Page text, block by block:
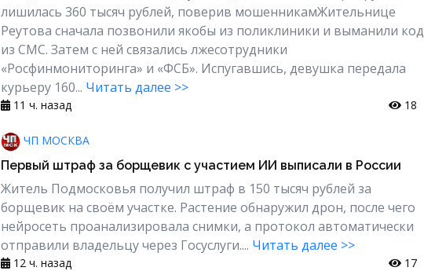
лишилась 360 тысяч рублей, поверив мошенникамЖительнице
Реутова сначала позвонили якобы из поликлиники и выманили код
из СМС. Затем с ней связались лжесотрудники
«Росфинмониторинга» и «ФСБ». Испугавшись, девушка передала
курьеру 160... Читать далее >>
11 ч. назад 18
ЧП МОСКВА
Первый штраф за борщевик с участием ИИ выписали в России
Житель Подмосковья получил штраф в 150 тысяч рублей за
борщевик на своём участке. Растение обнаружил дрон, после чего
нейросеть проанализировала снимки, а протокол автоматически
отправили владельцу через Госуслуги.... Читать далее >>
12 ч. назад 17